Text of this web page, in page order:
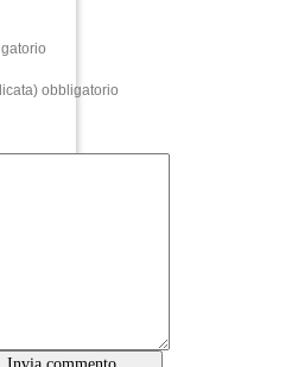
obbligatorio